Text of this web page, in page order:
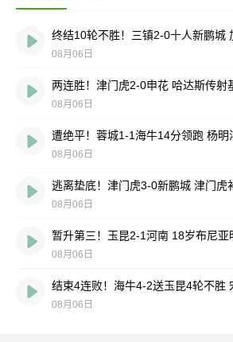
08月06日
08月06日
08月06日
08月06日
08月06日
08月06日